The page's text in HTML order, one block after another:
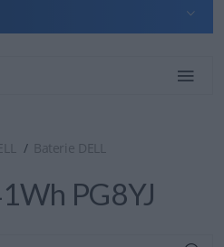
Baterie DELL
PG8YJ